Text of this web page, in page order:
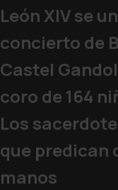
León XIV se
concierto de
Castel
coro de 164
Los
que predican
manos